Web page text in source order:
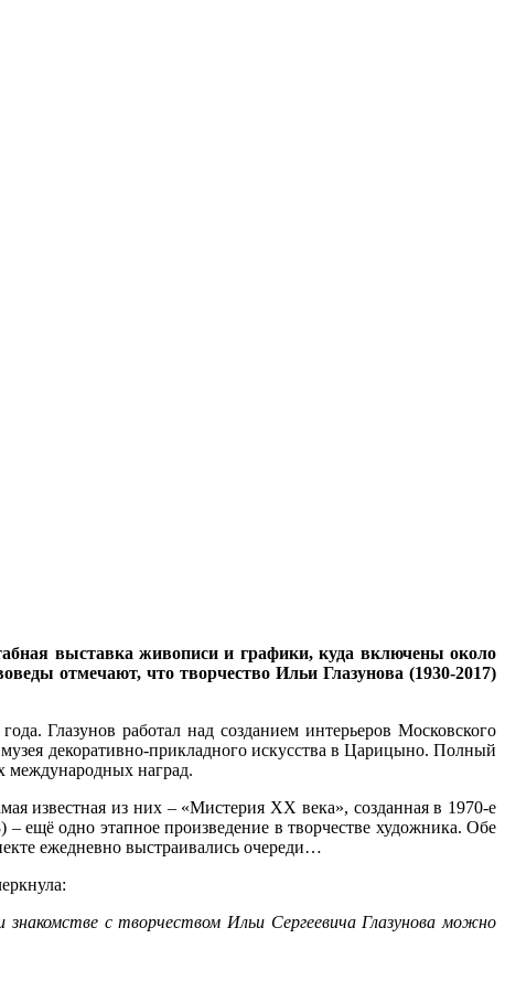
выставка живописи и графики, куда включены около
отмечают, что творчество Ильи Глазунова (1930-2017)
Глазунов работал над созданием интерьеров Московского
декоративно-прикладного искусства в Царицыно. Полный
международных наград.
известная из них – «Мистерия ХХ века», созданная в 1970-е
ещё одно этапное произведение в творчестве художника. Обе
ежедневно выстраивались очереди…
с творчеством Ильи Сергеевича Глазунова можно